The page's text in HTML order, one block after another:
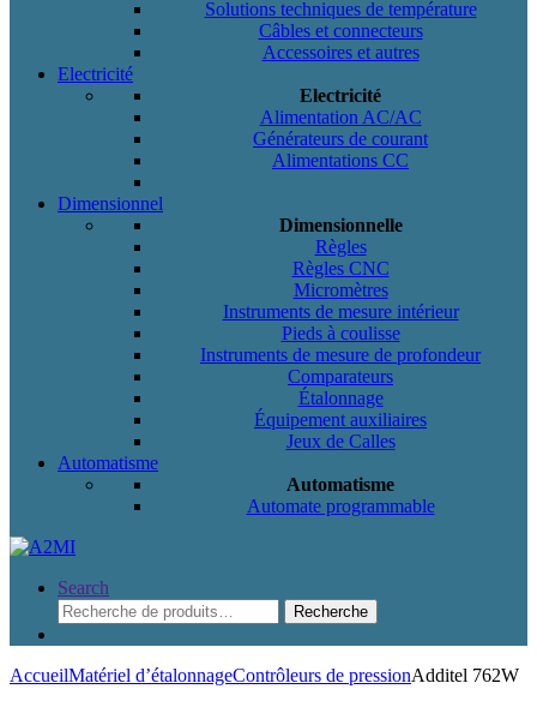
Solutions techniques de température
Câbles et connecteurs
Accessoires et autres
Electricité
Electricité
Alimentation AC/AC
Générateurs de courant
Alimentations CC
Dimensionnel
Dimensionnelle
Règles
Règles CNC
Micromètres
Instruments de mesure intérieur
Pieds à coulisse
Instruments de mesure de profondeur
Comparateurs
Étalonnage
Équipement auxiliaires
Jeux de Calles
Automatisme
Automatisme
Automate programmable
Search
Recherche
pour :
Recherche
AccueilMatériel d’étalonnageContrôleurs de pressionAdditel 762W